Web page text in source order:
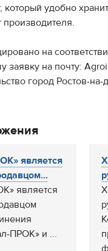
который удобно
производителя.
на
заявку на почту:
город Ростов-на-
является
является
ПРОК» и ...